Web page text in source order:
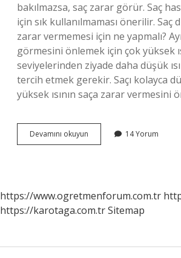
bakılmazsa, saç zarar görür. Saç
için sık kullanılmaması önerilir. Saç
zarar vermemesi için ne yapmalı?
görmesini önlemek için çok yüksek
seviyelerinden ziyade daha düşük
tercih etmek gerekir. Saçı kolayca
yüksek ısının saça zarar vermesini
Devamını okuyun
Düzleştirici
14 Yorum
https://www.ogretmenforum.com.tr
https://karotaga.com.trSitemap